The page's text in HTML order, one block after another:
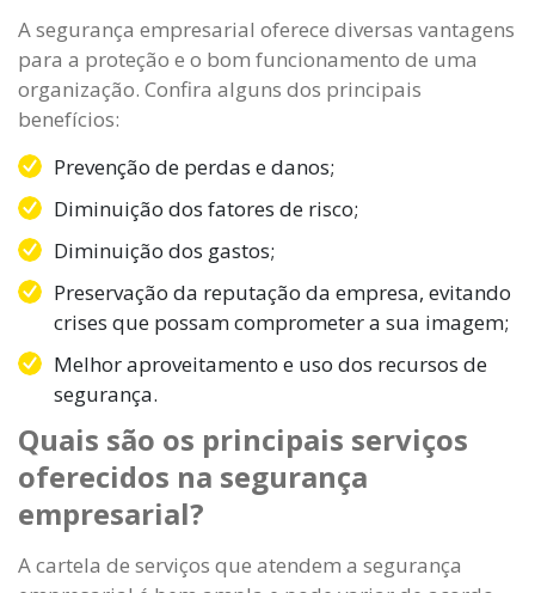
A segurança empresarial oferece diversas vantagens
para a proteção e o bom funcionamento de uma
organização. Confira alguns dos principais
benefícios:
Prevenção de perdas e danos;
Diminuição dos fatores de risco;
Diminuição dos gastos;
Preservação da reputação da empresa, evitando
crises que possam comprometer a sua imagem;
Melhor aproveitamento e uso dos recursos de
segurança.
Quais são os principais serviços
oferecidos na segurança
empresarial?
A cartela de serviços que atendem a segurança